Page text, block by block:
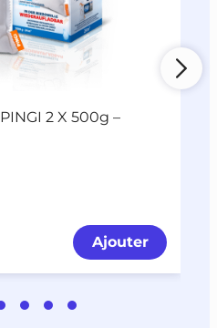
2 X 500g –
Ajouter